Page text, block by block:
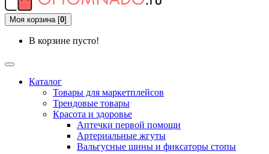
Моя корзина[0]
В корзине пусто!
Каталог
Товары для маркетплейсов
Трендовые товары
Красота и здоровье
Аптечки первой помощи
Артериальные жгуты
Вальгусные шины и фиксаторы стопы